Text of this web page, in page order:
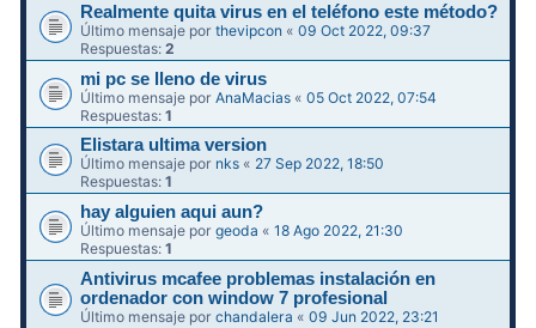
Realmente quita virus en el teléfono este método?
Último mensaje porthevipcon «09 Oct 2022, 09:37
Respuestas:2
mi pc se lleno de virus
Último mensaje porAnaMacias «05 Oct 2022, 07:54
Respuestas:1
Elistara ultima version
Último mensaje por nks « 27 Sep 2022, 18:50
Respuestas:1
hay alguien aqui aun?
Último mensaje porgeoda «18 Ago 2022, 21:30
Respuestas:1
Antivirus mcafee problemas instalación en
ordenador con window 7 profesional
Último mensaje porchandalera «09 Jun 2022, 23:21